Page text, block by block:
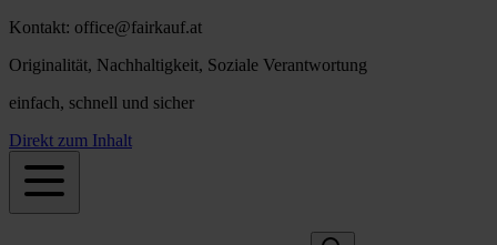
Kontakt: office@fairkauf.at
Originalität, Nachhaltigkeit, Soziale Verantwortung
einfach, schnell und sicher
Direkt zum Inhalt